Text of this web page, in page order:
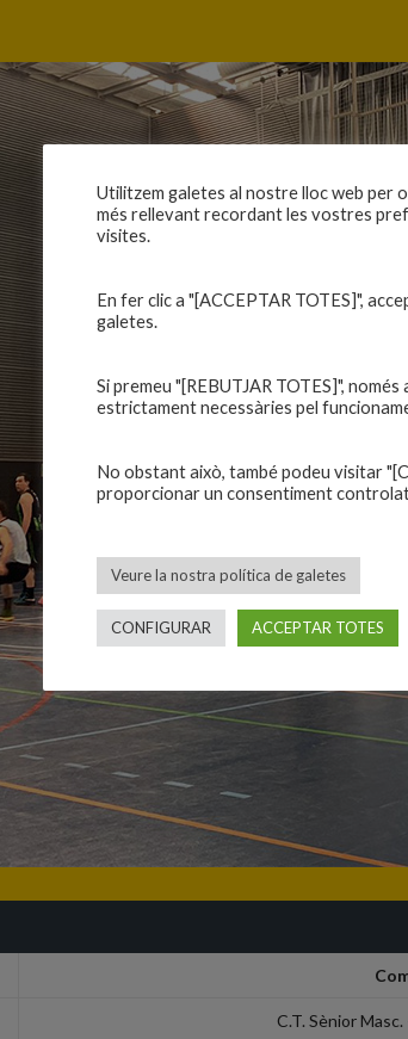
C.T. Sènior
Utilitzem galetes al nostre lloc web per
més rellevant recordant les vostres
visites.
En fer clic a "[ACCEPTAR TOTES]",
galetes.
Si premeu "[REBUTJAR TOTES]", només
estrictament necessàries pel
No obstant això, també podeu visitar
proporcionar un consentiment
Veure la nostra política de galetes
CONFIGURAR ACCEPTAR TOTES